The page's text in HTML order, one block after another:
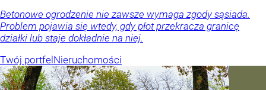
Betonowe ogrodzenie nie zawsze wymaga zgody sąsiada.
Problem pojawia się wtedy, gdy płot przekracza granicę
działki lub staje dokładnie na niej.
Twój portfelNieruchomości